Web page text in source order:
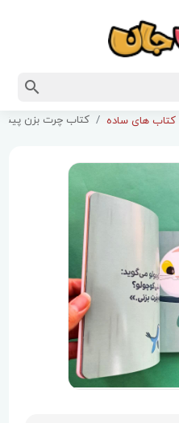
کتاب های ساده کتاب چرت بزن